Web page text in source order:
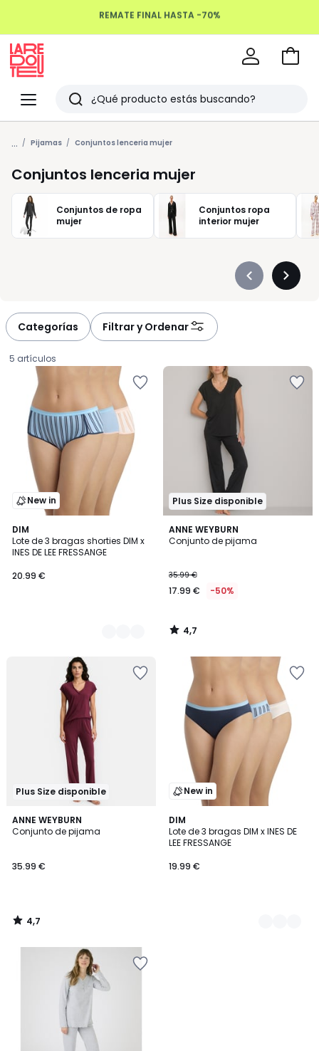
Menu
Redoute
Buscar
Últimos
artículos
vistos
Ir
... Pijamas Conjuntos lenceria mujer
Conjuntos lenceria mujer
Conjuntos de ropa
mujer
Conjuntos ropa
interior mujer
Précédent
Categorías Filtrar y Ordenar
5 artículos
New in
DIM
Lote de 3 bragas shorties DIM x
INES DE LEE FRESSANGE
€.
20.99 €
2
Colores
Plus Size disponible
ANNE WEYBURN
Conjunto de pijama
35.99 €
17.99 € -50%
4,7
/ 5
4,7
/
Plus Size disponible
ANNE WEYBURN
Conjunto de pijama
35.99 €
4,7
/ 5
4,7
/
New in
DIM
Lote de 3 bragas DIM x INES DE
LEE FRESSANGE
19.99 €
2
Colores